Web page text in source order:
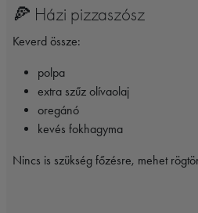
🍕 Házi pizzaszósz
Keverd össze:
polpa
extra szűz olívaolaj
oregánó
kevés fokhagyma
Nincs is szükség főzésre, mehet